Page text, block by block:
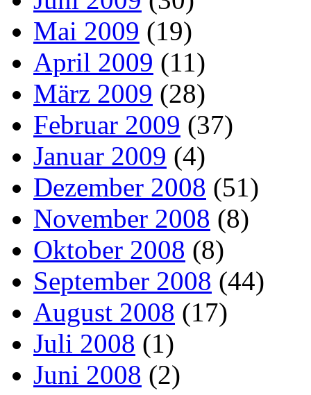
Mai 2009 (19)
April 2009 (11)
März 2009 (28)
Februar 2009 (37)
Januar 2009 (4)
Dezember 2008 (51)
November 2008 (8)
Oktober 2008 (8)
September 2008 (44)
August 2008 (17)
Juli 2008 (1)
Juni 2008 (2)